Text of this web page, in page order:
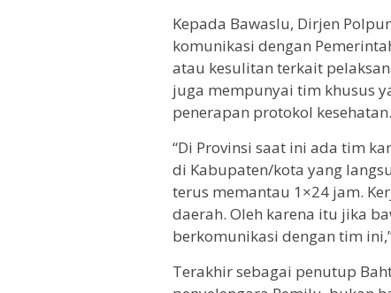
Kepada Bawaslu, Dirjen
komunikasi dengan
atau kesulitan terkait
juga mempunyai tim khusus
penerapan protokol kesehatan.
“Di Provinsi saat ini ada tim
di Kabupaten/kota yang
terus memantau 1×24 jam.
daerah. Oleh karena itu jika
berkomunikasi dengan tim
Terakhir sebagai penutup